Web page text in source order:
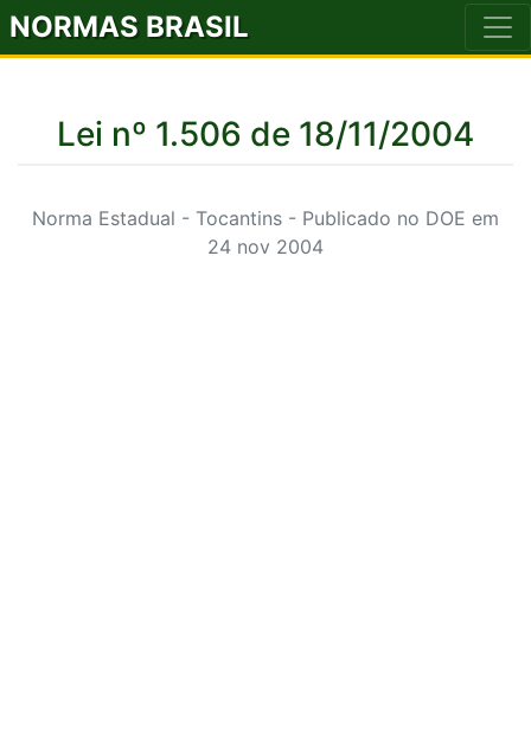
NORMAS BRASIL
Lei nº 1.506 de 18/11/2004
Norma Estadual - Tocantins - Publicado no DOE em
24 nov 2004